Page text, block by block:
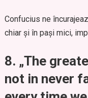
Confucius ne
chiar și în pași mici,
8. „The
not in never